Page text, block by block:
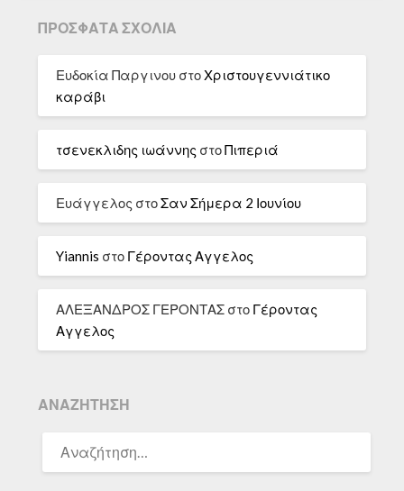
ΠΡΌΣΦΑΤΑ ΣΧΌΛΙΑ
Ευδοκία Παργινου στοΧριστουγεννιάτικο
καράβι
τσενεκλιδης ιωάννης στοΠιπεριά
Ευάγγελος στοΣαν Σήμερα 2 Ιουνίου
Yiannis στο Γέροντας Αγγελος
ΑΛΕΞΑΝΔΡΟΣ ΓΕΡΟΝΤΑΣ στο Γέροντας
Αγγελος
ΑΝΑΖΉΤΗΣΗ
ΓΙΑ: